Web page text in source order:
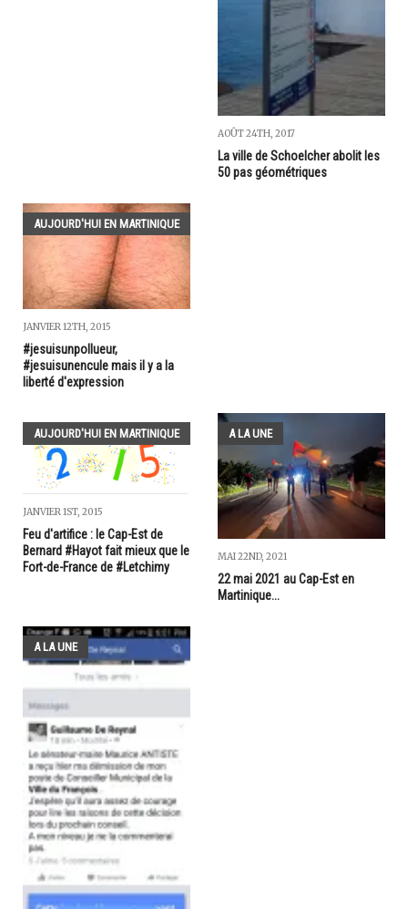
AOÛT 24TH, 2017
La ville de Schoelcher abolit les
50 pas géométriques
AUJOURD'HUI EN MARTINIQUE
JANVIER 12TH, 2015
#jesuisunpollueur,
#jesuisunencule mais il y a la
liberté d'expression
AUJOURD'HUI EN MARTINIQUE
JANVIER 1ST, 2015
Feu d'artifice : le Cap-Est de
Bernard #Hayot fait mieux que le
Fort-de-France de #Letchimy
A LA UNE
MAI 22ND, 2021
22 mai 2021 au Cap-Est en
Martinique...
A LA UNE